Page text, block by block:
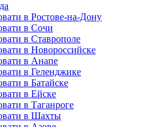
в Ростове-на-Дону
в Сочи
в Ставрополе
в Новороссийске
в Анапе
в Геленджике
в Батайске
в Ейске
в Таганроге
в Шахты